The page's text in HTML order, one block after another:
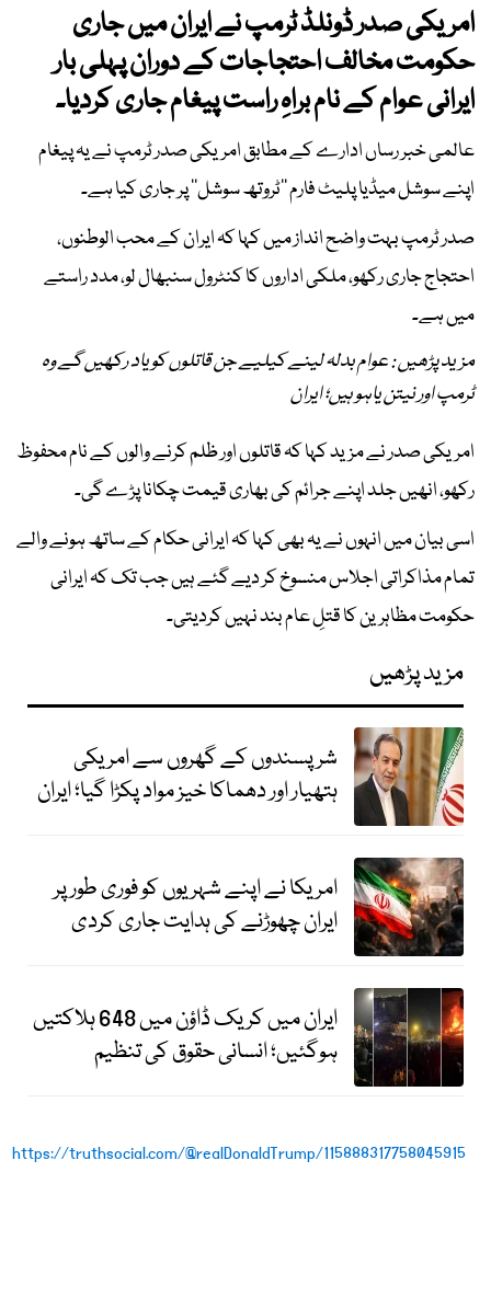
امریکی صدر ڈونلڈ ٹرمپ نے ایران میں جاری
حکومت مخالف احتجاجات کے دوران پہلی بار
ایرانی عوام کے نام براہِ راست پیغام جاری کردیا۔
عالمی خبر رساں ادارے کے مطابق امریکی صدر ٹرمپ نے یہ پیغام
اپنے سوشل میڈیا پلیٹ فارم ’’ٹروتھ سوشل‘‘ پر جاری کیا ہے۔
صدر ٹرمپ بہت واضح انداز میں کہا کہ ایران کے محب الوطنوں،
احتجاج جاری رکھو، ملکی اداروں کا کنٹرول سنبھال لو، مدد راستے
میں ہے۔
مزید پڑھیں : عوام بدلہ لینے کیلیے جن قاتلوں کو یاد رکھیں گے وہ
ٹرمپ اور نیتن یاہو ہیں؛ ایران
امریکی صدر نے مزید کہا کہ قاتلوں اور ظلم کرنے والوں کے نام محفوظ
رکھو، انھیں جلد اپنے جرائم کی بھاری قیمت چکانا پڑے گی۔
اسی بیان میں انہوں نے یہ بھی کہا کہ ایرانی حکام کے ساتھ ہونے والے
تمام مذاکراتی اجلاس منسوخ کر دیے گئے ہیں جب تک کہ ایرانی
حکومت مظاہرین کا قتلِ عام بند نہیں کردیتی۔
مزید پڑھیں
شرپسندوں کے گھروں سے امریکی
ہتھیار اور دھماکا خیز مواد پکڑا گیا؛ ایران
امریکا نے اپنے شہریوں کو فوری طور پر
ایران چھوڑنے کی ہدایت جاری کردی
ایران میں کریک ڈاؤن میں 648 ہلاکتیں
ہوگئیں؛ انسانی حقوق کی تنظیم
https://truthsocial.com/@realDonaldTrump/115888317758045915